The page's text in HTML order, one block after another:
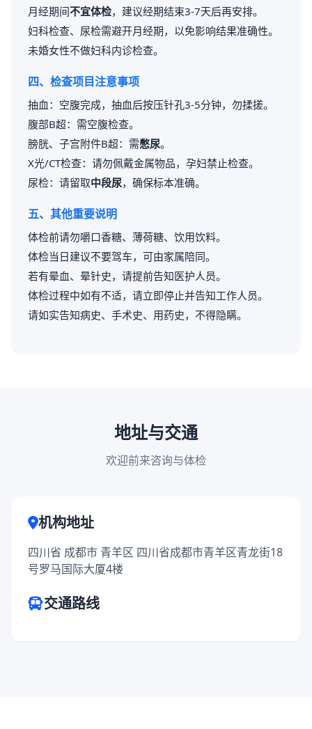
月经期间不宜体检，建议经期结束3-7天后再安排。
妇科检查、尿检需避开月经期，以免影响结果准确性。
未婚女性不做妇科内诊检查。
四、检查项目注意事项
抽血：空腹完成，抽血后按压针孔3-5分钟，勿揉搓。
腹部B超：需空腹检查。
膀胱、子宫附件B超：需憋尿。
X光/CT检查：请勿佩戴金属物品，孕妇禁止检查。
尿检：请留取中段尿，确保标本准确。
五、其他重要说明
体检前请勿嚼口香糖、薄荷糖、饮用饮料。
体检当日建议不要驾车，可由家属陪同。
若有晕血、晕针史，请提前告知医护人员。
体检过程中如有不适，请立即停止并告知工作人员。
请如实告知病史、手术史、用药史，不得隐瞒。
地址与交通
欢迎前来咨询与体检
机构地址
四川省 成都市 青羊区 四川省成都市青羊区青龙街18
号罗马国际大厦4楼
交通路线